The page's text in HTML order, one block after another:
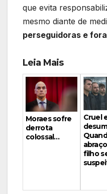
que evita
mesmo diante de
perseguidoras e
Leia Mais
Moraes sofre
derrota
colossal…
Cruel
filho